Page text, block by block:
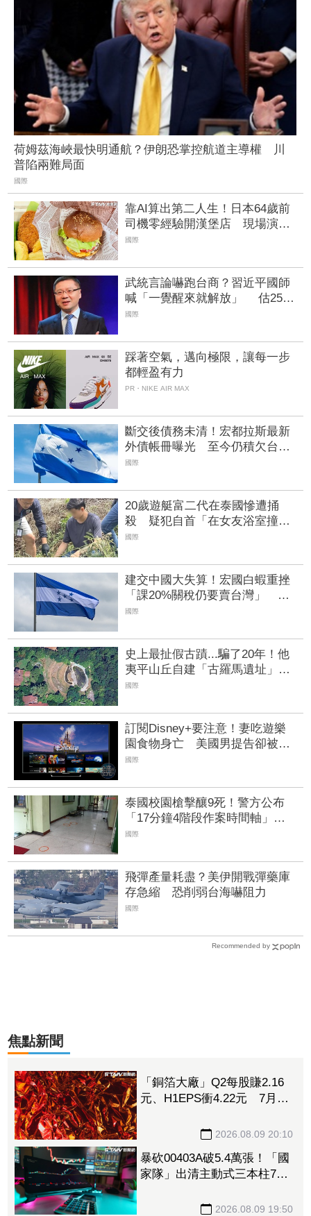
荷姆茲海峽最快明通航？伊朗恐掌控航道主導權 川
普陷兩難局面
國際
靠AI算出第二人生！日本64歲前
司機零經驗開漢堡店 現場演示
「16秒推出新菜單」
國際
武統言論嚇跑台商？習近平國師
喊「一覺醒來就解放」 估2500
萬工作機會受影響
國際
踩著空氣，邁向極限，讓每一步
都輕盈有力
PR・NIKE AIR MAX
斷交後債務未清！宏都拉斯最新
外債帳冊曝光 至今仍積欠台灣
上百億
國際
20歲遊艇富二代在泰國慘遭捅
殺 疑犯自首「在女友浴室撞見
他」驚悚過程曝光
國際
建交中國大失算！宏國白蝦重挫
「課20%關稅仍要賣台灣」 外
媒曝出口量差4倍
國際
史上最扯假古蹟...騙了20年！他
夷平山丘自建「古羅馬遺址」削
觀光客 瞎掰埃及豔后、茱麗葉
國際
訂閱Disney+要注意！妻吃遊樂
園食物身亡 美國男提告卻被迪
士尼要求駁回 | FTNN 新聞網
國際
泰國校園槍擊釀9死！警方公布
「17分鐘4階段作案時間軸」
槍手避開校工：因為不是老師
國際
飛彈產量耗盡？美伊開戰彈藥庫
存急縮 恐削弱台海嚇阻力
國際
Recommended by
焦點新聞
「銅箔大廠」Q2每股賺2.16
元、H1EPS衝4.22元 7月營
2026.08.09 20:10
暴砍00403A破5.4萬張！「國
家隊」出清主動式三本柱7萬
2026.08.09 19:50